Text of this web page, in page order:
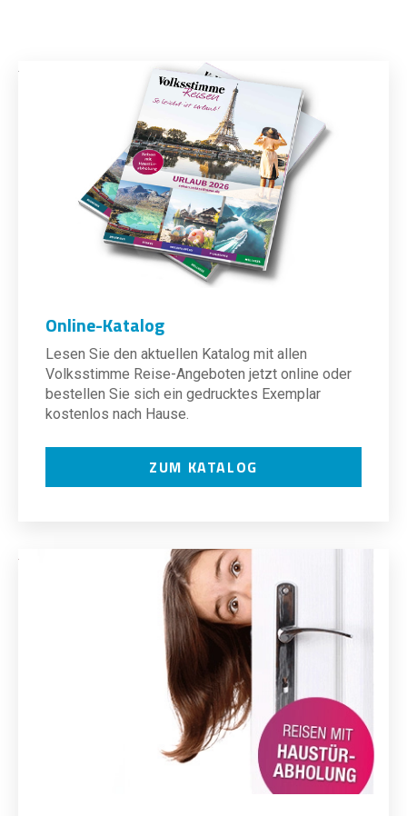
Online-Katalog
Lesen Sie den aktuellen Katalog mit allen
Volksstimme Reise-Angeboten jetzt online oder
bestellen Sie sich ein gedrucktes Exemplar
kostenlos nach Hause.
ZUM KATALOG